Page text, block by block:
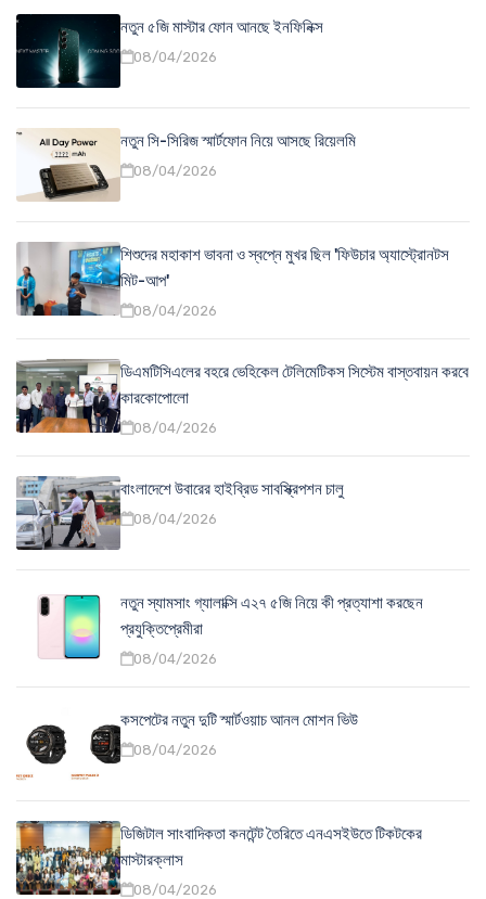
নতুন ৫জি মাস্টার ফোন আনছে ইনফিনিক্স
08/04/2026
নতুন সি-সিরিজ স্মার্টফোন নিয়ে আসছে রিয়েলমি
08/04/2026
শিশুদের মহাকাশ ভাবনা ও স্বপ্নে মুখর ছিল 'ফিউচার অ্যাস্ট্রোনটস
মিট-আপ'
08/04/2026
ডিএমটিসিএলের বহরে ভেহিকেল টেলিমেটিকস সিস্টেম বাস্তবায়ন করবে
কারকোপোলো
08/04/2026
বাংলাদেশে উবারের হাইব্রিড সাবস্ক্রিপশন চালু
08/04/2026
নতুন স্যামসাং গ্যালাক্সি এ২৭ ৫জি নিয়ে কী প্রত্যাশা করছেন
প্রযুক্তিপ্রেমীরা
08/04/2026
কসপেটের নতুন দুটি স্মার্টওয়াচ আনল মোশন ভিউ
08/04/2026
ডিজিটাল সাংবাদিকতা কনটেন্ট তৈরিতে এনএসইউতে টিকটকের
মাস্টারক্লাস
08/04/2026